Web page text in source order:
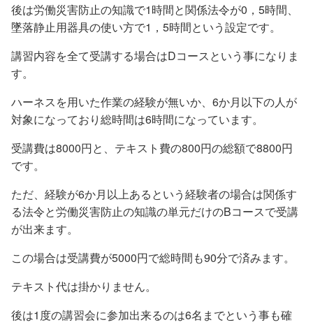
後は労働災害防止の知識で1時間と関係法令が0，5時間、
墜落静止用器具の使い方で1，5時間という設定です。
講習内容を全て受講する場合はDコースという事になりま
す。
ハーネスを用いた作業の経験が無いか、6か月以下の人が
対象になっており総時間は6時間になっています。
受講費は8000円と、テキスト費の800円の総額で8800円
です。
ただ、経験が6か月以上あるという経験者の場合は関係す
る法令と労働災害防止の知識の単元だけのBコースで受講
が出来ます。
この場合は受講費が5000円で総時間も90分で済みます。
テキスト代は掛かりません。
後は1度の講習会に参加出来るのは6名までという事も確